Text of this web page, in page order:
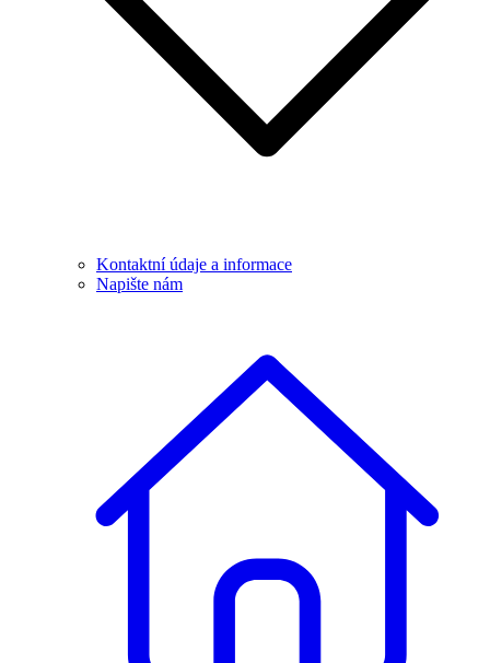
Kontaktní údaje a informace
Napište nám